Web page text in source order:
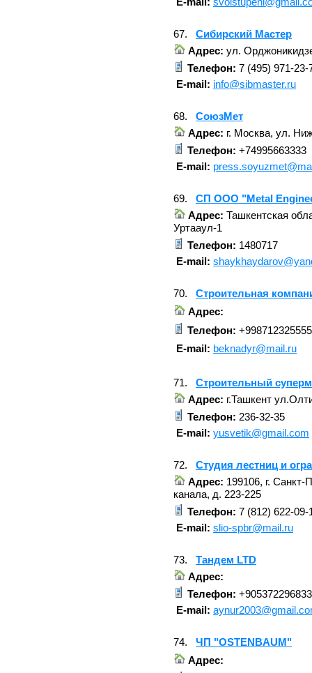
67. Сибирский Мастер
Адрес: ул.
Телефон: 7 (495) 971-23-
E-mail: info@sibmaster.ru
68. СоюзМет
Адрес: г. Москва, ул.
Телефон: +74995663333
E-mail:
69. СП ООО "Metal
Адрес: Ташкентская
Уртааул-1
Телефон: 1480717
E-mail:
70. Строительная
Адрес:
Телефон: +998712325555
E-mail: beknadyr@mail.ru
71. Строительный
Адрес: г.Ташкент
Телефон: 236-32-35
E-mail: yusvetik@gmail.com
72. Студия лестниц и
Адрес: 199106, г. Санкт-
канала, д. 223-225
Телефон: 7 (812) 622-09-
E-mail: slio-spbr@mail.ru
73. Тандем LTD
Адрес:
Телефон: +905372296833
E-mail:
74. ЧП "OSTENBAUM"
Адрес: